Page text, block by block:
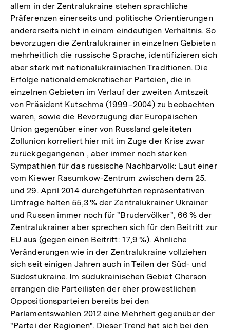
allem in der Zentralukraine stehen sprachliche
Präferenzen einerseits und politische Orientierungen
andererseits nicht in einem eindeutigen Verhältnis. So
bevorzugen die Zentralukrainer in einzelnen Gebieten
mehrheitlich die russische Sprache, identifizieren sich
aber stark mit nationalukrainischen Traditionen. Die
Erfolge nationaldemokratischer Parteien, die in
einzelnen Gebieten im Verlauf der zweiten Amtszeit
von Präsident Kutschma (1999–2004) zu beobachten
waren, sowie die Bevorzugung der Europäischen
Union gegenüber einer von Russland geleiteten
Zollunion korreliert hier mit im Zuge der Krise zwar
zurückgegangenen , aber immer noch starken
Sympathien für das russische Nachbarvolk: Laut einer
vom Kiewer Rasumkow-Zentrum zwischen dem 25.
und 29. April 2014 durchgeführten repräsentativen
Umfrage halten 55,3 % der Zentralukrainer Ukrainer
und Russen immer noch für "Brudervölker", 66 % der
Zentralukrainer aber sprechen sich für den Beitritt zur
EU aus (gegen einen Beitritt: 17,9 %). Ähnliche
Veränderungen wie in der Zentralukraine vollziehen
sich seit einigen Jahren auch in Teilen der Süd- und
Südostukraine. Im südukrainischen Gebiet Cherson
errangen die Parteilisten der eher prowestlichen
Oppositionsparteien bereits bei den
Parlamentswahlen 2012 eine Mehrheit gegenüber der
"Partei der Regionen". Dieser Trend hat sich bei den